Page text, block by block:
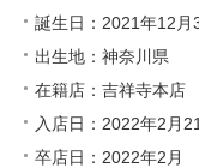
誕生日：2021年12月
出生地：神奈川県
在籍店：吉祥寺本店
入店日：2022年2月
卒店日：2022年2月